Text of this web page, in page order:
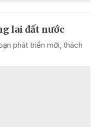
lai đất nước
phát triển mới, thách